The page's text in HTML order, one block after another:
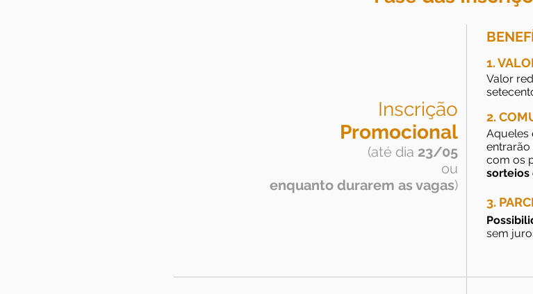
sem
Valor
1.
Aqueles
entrarão
com os
sorteios
2.
Inscrição
Promocional
(até dia 23/05
ou
enquanto durarem as vagas)
3.